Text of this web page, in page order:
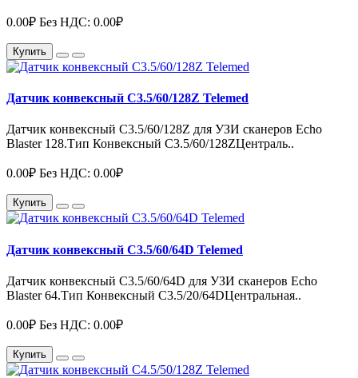
0.00₽ Без НДС: 0.00₽
Купить
Датчик конвексный C3.5/60/128Z Telemed
Датчик конвексный C3.5/60/128Z для УЗИ сканеров Echo
Blaster 128.Тип Конвексный C3.5/60/128ZЦентраль..
0.00₽ Без НДС: 0.00₽
Купить
Датчик конвексный C3.5/60/64D Telemed
Датчик конвексный C3.5/60/64D для УЗИ сканеров Echo
Blaster 64.Тип Конвексный C3.5/20/64DЦентральная..
0.00₽ Без НДС: 0.00₽
Купить